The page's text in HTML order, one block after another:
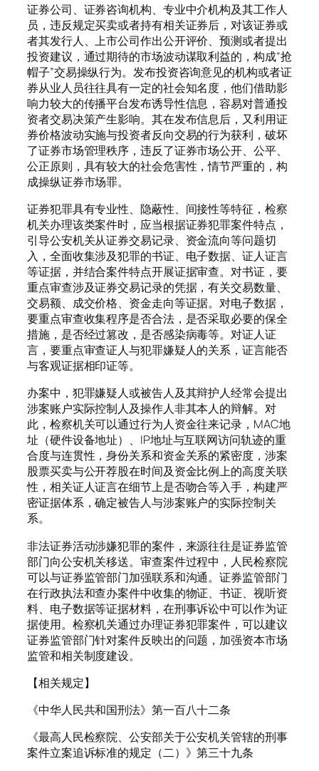
证券公司、证券咨询机构、专业中介机构及其工作人
员，违反规定买卖或者持有相关证券后，对该证券或
者其发行人、上市公司作出公开评价、预测或者提出
投资建议，通过期待的市场波动谋取利益的，构成“抢
帽子”交易操纵行为。发布投资咨询意见的机构或者证
券从业人员往往具有一定的社会知名度，他们借助影
响力较大的传播平台发布诱导性信息，容易对普通投
资者交易决策产生影响。其在发布信息后，又利用证
券价格波动实施与投资者反向交易的行为获利，破坏
了证券市场管理秩序，违反了证券市场公开、公平、
公正原则，具有较大的社会危害性，情节严重的，构
成操纵证券市场罪。
证券犯罪具有专业性、隐蔽性、间接性等特征，检察
机关办理该类案件时，应当根据证券犯罪案件特点，
引导公安机关从证券交易记录、资金流向等问题切
入，全面收集涉及犯罪的书证、电子数据、证人证言
等证据，并结合案件特点开展证据审查。对书证，要
重点审查涉及证券交易记录的凭据，有关交易数量、
交易额、成交价格、资金走向等证据。对电子数据，
要重点审查收集程序是否合法，是否采取必要的保全
措施，是否经过篡改，是否感染病毒等。对证人证
言，要重点审查证人与犯罪嫌疑人的关系，证言能否
与客观证据相印证等。
办案中，犯罪嫌疑人或被告人及其辩护人经常会提出
涉案账户实际控制人及操作人非其本人的辩解。对
此，检察机关可以通过行为人资金往来记录，MAC地
址（硬件设备地址）、IP地址与互联网访问轨迹的重
合度与连贯性，身份关系和资金关系的紧密度，涉案
股票买卖与公开荐股在时间及资金比例上的高度关联
性，相关证人证言在细节上是否吻合等入手，构建严
密证据体系，确定被告人与涉案账户的实际控制关
系。
非法证券活动涉嫌犯罪的案件，来源往往是证券监管
部门向公安机关移送。审查案件过程中，人民检察院
可以与证券监管部门加强联系和沟通。证券监管部门
在行政执法和查办案件中收集的物证、书证、视听资
料、电子数据等证据材料，在刑事诉讼中可以作为证
据使用。检察机关通过办理证券犯罪案件，可以建议
证券监管部门针对案件反映出的问题，加强资本市场
监管和相关制度建设。
【相关规定】
《中华人民共和国刑法》第一百八十二条
《最高人民检察院、公安部关于公安机关管辖的刑事
案件立案追诉标准的规定（二）》第三十九条